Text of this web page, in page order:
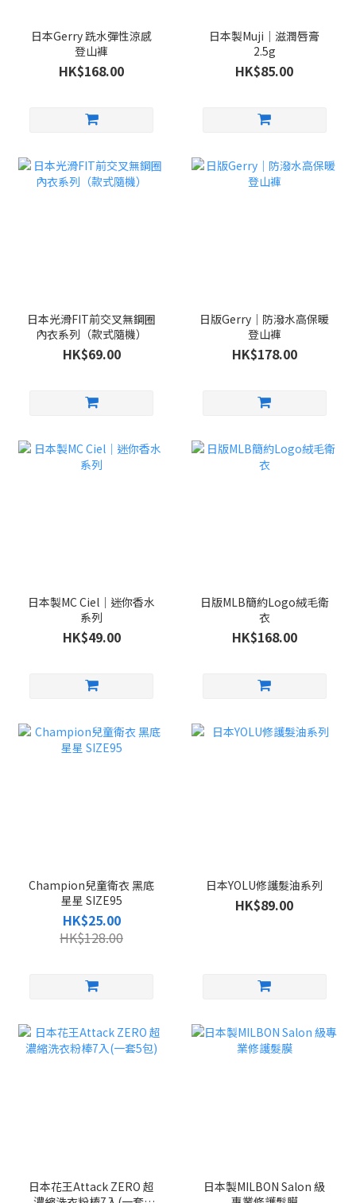
日本Gerry 跣水彈性涼感
登山褲
HK$168.00
日本製Muji｜滋潤唇膏
2.5g
HK$85.00
日本光滑FIT前交叉無鋼圈
內衣系列（款式隨機）
HK$69.00
日版Gerry｜防潑水高保暖
登山褲
HK$178.00
日本製MC Ciel｜迷你香水
系列
HK$49.00
日版MLB簡約Logo絨毛衛
衣
HK$168.00
Champion兒童衛衣 黑底
星星 SIZE95
HK$25.00
HK$128.00
日本YOLU修護髮油系列
HK$89.00
日本花王Attack ZERO 超
日本製MILBON Salon 級